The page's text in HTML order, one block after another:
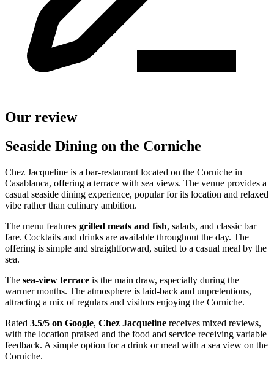
Our review
Seaside Dining on the Corniche
Chez Jacqueline is a bar-restaurant located on the Corniche in
Casablanca, offering a terrace with sea views. The venue provides a
casual seaside dining experience, popular for its location and relaxed
vibe rather than culinary ambition.
The menu features grilled meats and fish, salads, and classic bar
fare. Cocktails and drinks are available throughout the day. The
offering is simple and straightforward, suited to a casual meal by the
sea.
The sea-view terrace is the main draw, especially during the
warmer months. The atmosphere is laid-back and unpretentious,
attracting a mix of regulars and visitors enjoying the Corniche.
Rated 3.5/5 on Google, Chez Jacqueline receives mixed reviews,
with the location praised and the food and service receiving variable
feedback. A simple option for a drink or meal with a sea view on the
Corniche.